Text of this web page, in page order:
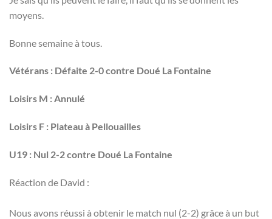
moyens.
Bonne semaine à tous.
Vétérans : Défaite 2-0 contre Doué La Fontaine
Loisirs M : Annulé
Loisirs F : Plateau à Pellouailles
U19 : Nul 2-2 contre Doué La Fontaine
Réaction de David :
Nous avons réussi à obtenir le match nul (2-2) grâce à un but